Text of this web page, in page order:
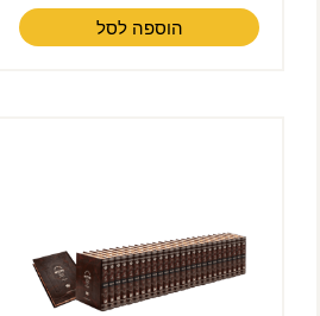
הוספה לסל